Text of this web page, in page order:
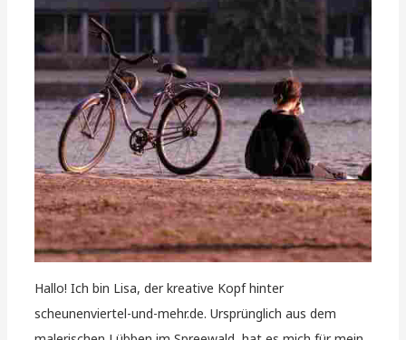
Hallo! Ich bin Lisa, der kreative Kopf hinter
scheunenviertel-und-mehr.de. Ursprünglich aus dem